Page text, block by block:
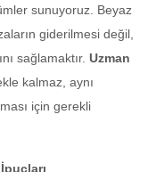
sunuyoruz. Beyaz
giderilmesi değil,
sağlamaktır. Uzman
kalmaz, aynı
için gerekli